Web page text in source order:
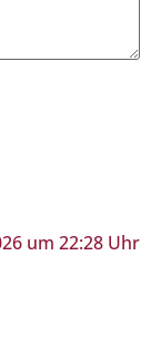
um 22:28 Uhr